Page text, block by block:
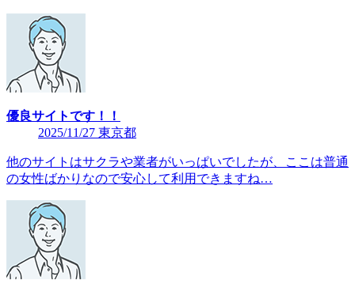
優良サイトです！！
2025/11/27 東京都
他のサイトはサクラや業者がいっぱいでしたが、ここは普通
の女性ばかりなので安心して利用できますね…